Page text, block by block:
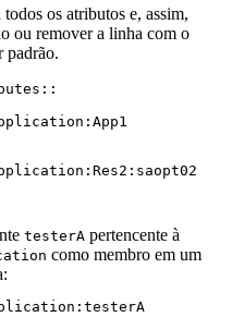
os atributos e, assim,
ou remover a linha com o
padrão.
testerA pertencente à
como membro em um